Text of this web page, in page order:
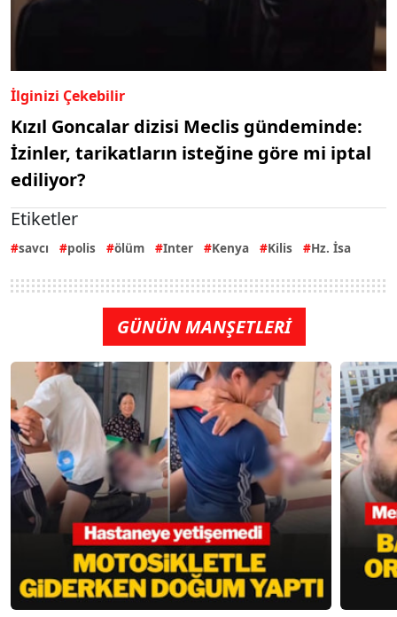
İlginizi Çekebilir
Kızıl Goncalar dizisi Meclis gündeminde:
İzinler, tarikatların isteğine göre mi iptal
ediliyor?
Etiketler
savcı polis ölüm Inter Kenya Kilis Hz. İsa
GÜNÜN MANŞETLERİ